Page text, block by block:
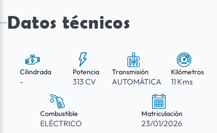
Datos técnicos
Cilindrada
-
Potencia
313 CV
Transmisión
AUTOMÁTICA
Kilómetros
11 Kms
Combustible
ELÉCTRICO
Matriculación
23/01/2026